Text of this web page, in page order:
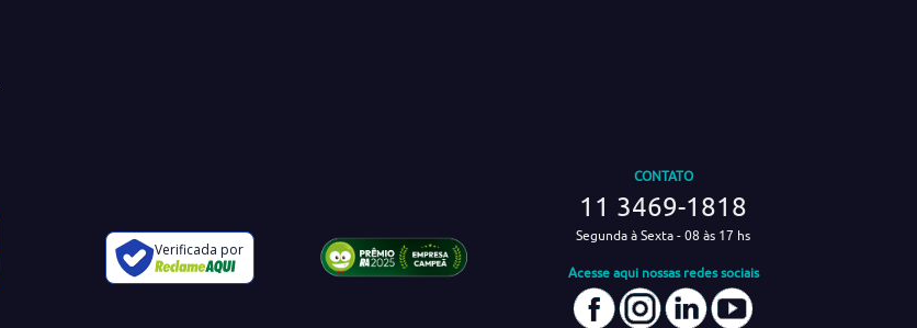
Verificada por
CONTATO
11 3469-1818
Segunda à Sexta - 08 às 17 hs
Acesse aqui nossas redes sociais